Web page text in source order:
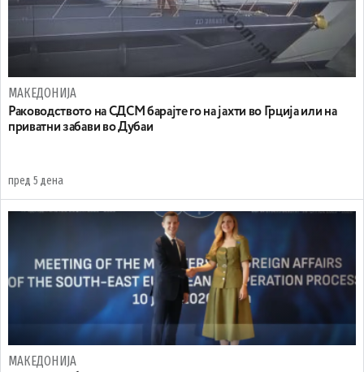
МАКЕДОНИЈА
Раководството на СДСМ барајте го на јахти во Грција или на
приватни забави во Дубаи
пред 5 дена
МАКЕДОНИЈА